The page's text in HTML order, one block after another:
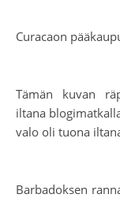
Curacaon
Tämän kuvan
iltana
valo oli tuona
Barbadoksen